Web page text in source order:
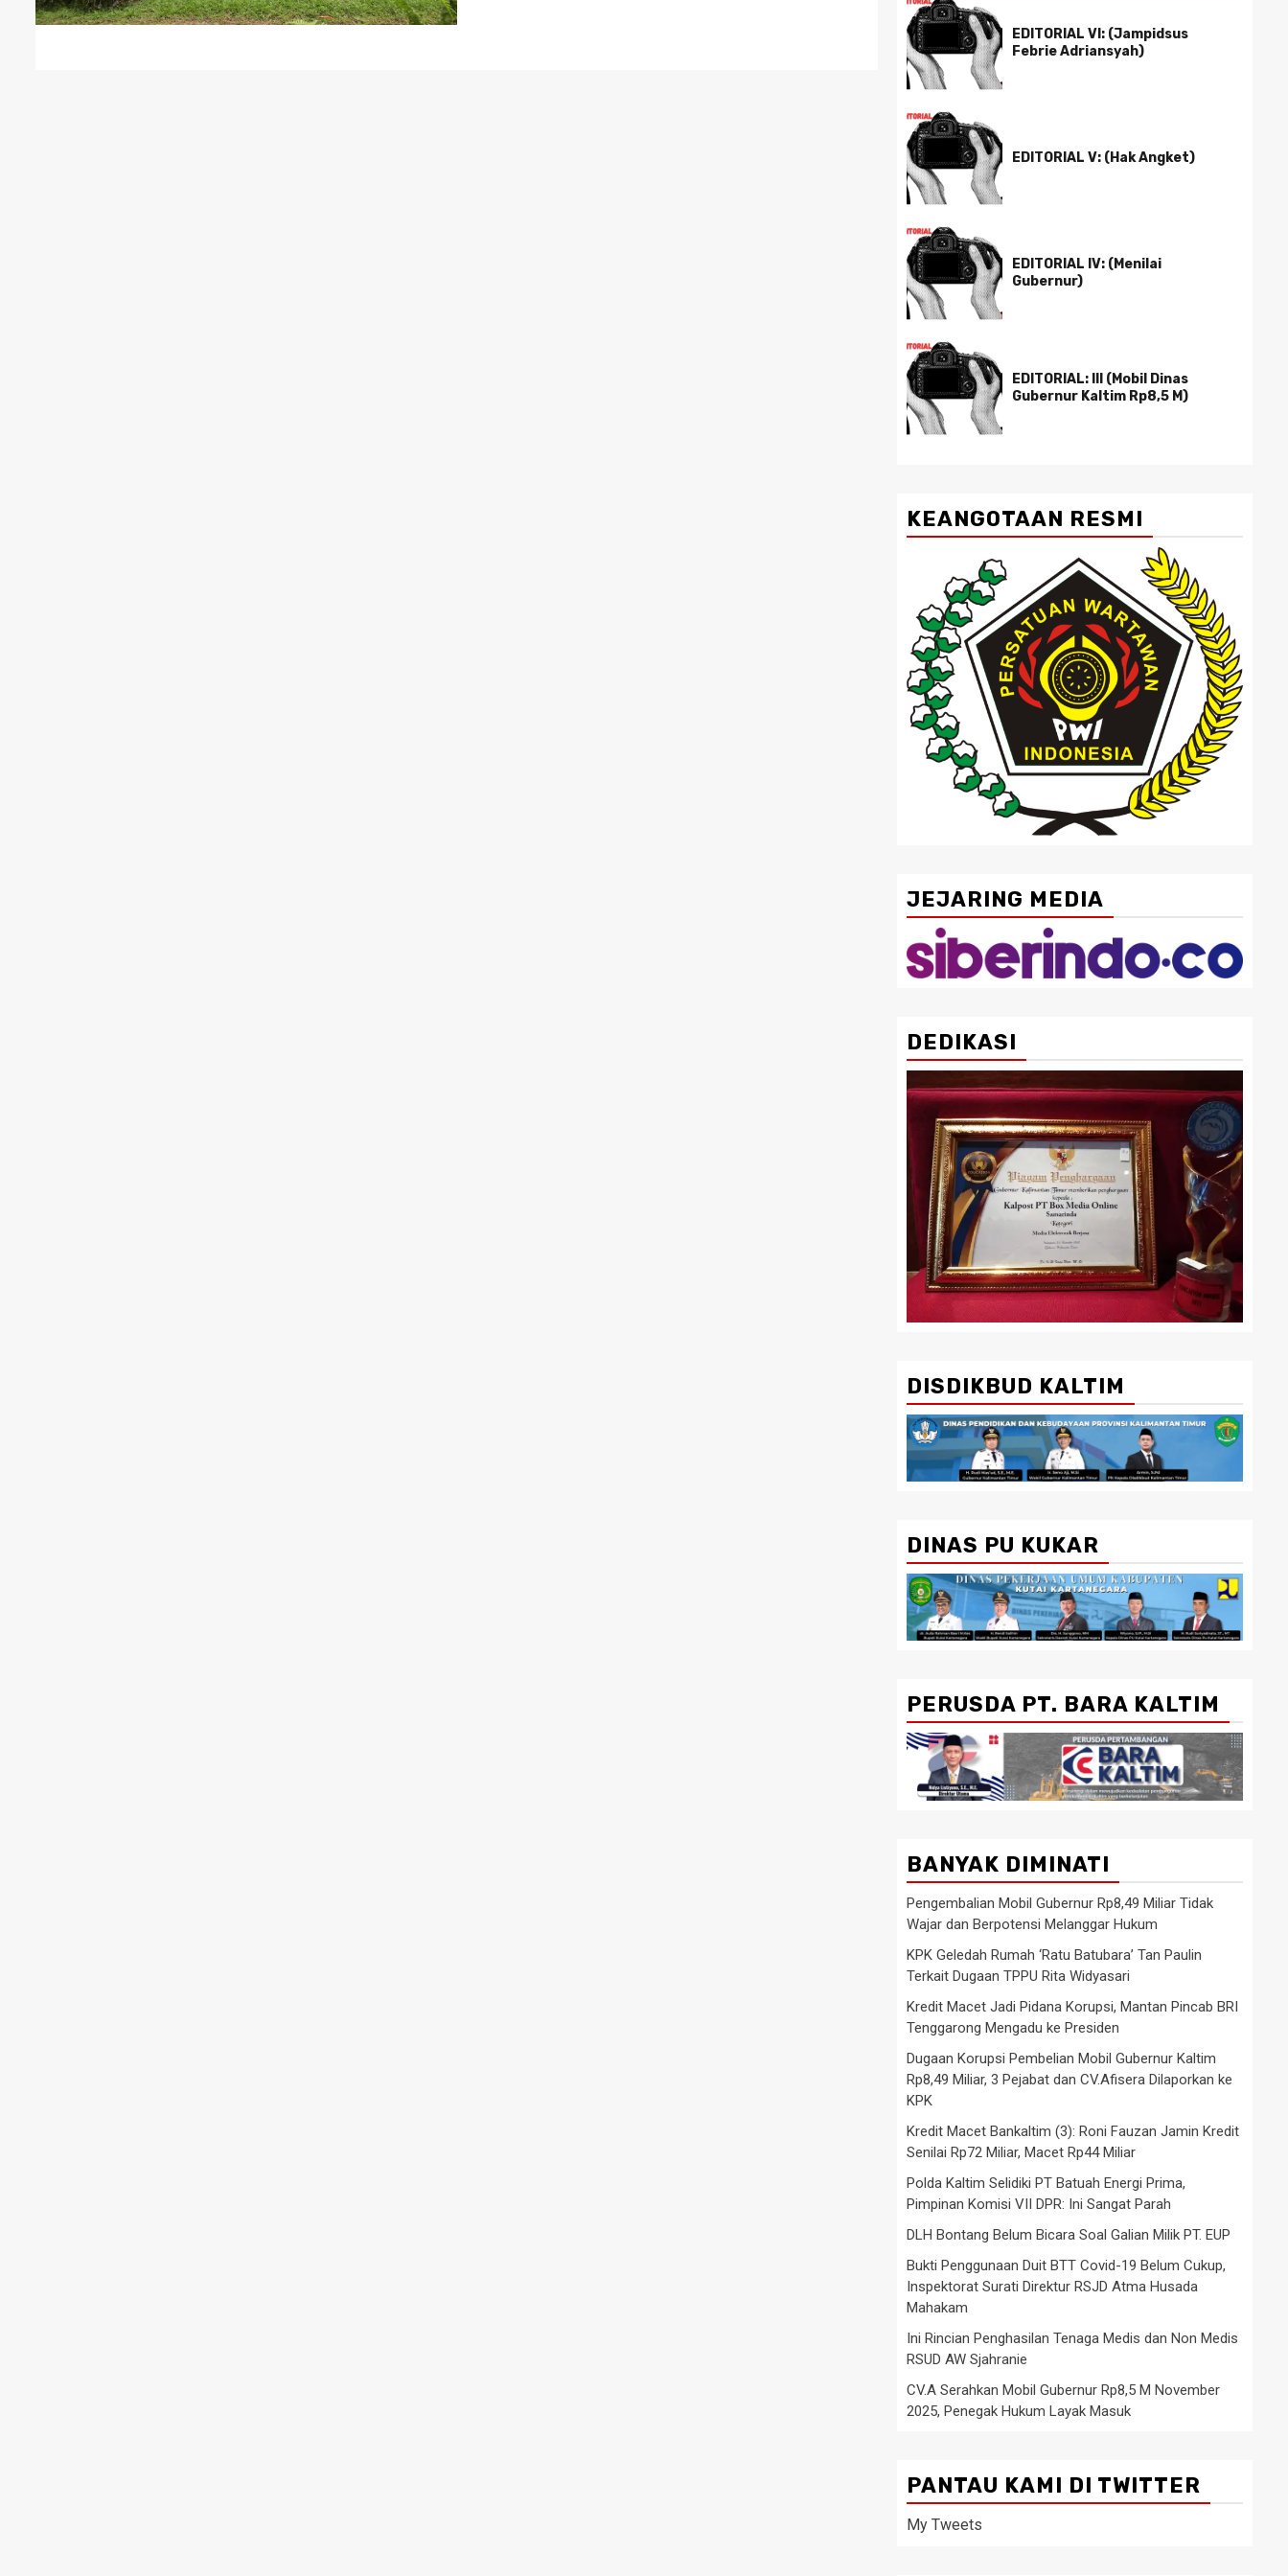
EDITORIAL VI: (Jampidsus
Febrie Adriansyah)
EDITORIAL V: (Hak Angket)
EDITORIAL IV: (Menilai
Gubernur)
EDITORIAL: III (Mobil Dinas
Gubernur Kaltim Rp8,5 M)
KEANGOTAAN RESMI
JEJARING MEDIA
DEDIKASI
DISDIKBUD KALTIM
DINAS PU KUKAR
PERUSDA PT. BARA KALTIM
BANYAK DIMINATI
Pengembalian Mobil Gubernur Rp8,49 Miliar Tidak
Wajar dan Berpotensi Melanggar Hukum
KPK Geledah Rumah ‘Ratu Batubara’ Tan Paulin
Terkait Dugaan TPPU Rita Widyasari
Kredit Macet Jadi Pidana Korupsi, Mantan Pincab BRI
Tenggarong Mengadu ke Presiden
Dugaan Korupsi Pembelian Mobil Gubernur Kaltim
Rp8,49 Miliar, 3 Pejabat dan CV.Afisera Dilaporkan ke
KPK
Kredit Macet Bankaltim (3): Roni Fauzan Jamin Kredit
Senilai Rp72 Miliar, Macet Rp44 Miliar
Polda Kaltim Selidiki PT Batuah Energi Prima,
Pimpinan Komisi VII DPR: Ini Sangat Parah
DLH Bontang Belum Bicara Soal Galian Milik PT. EUP
Bukti Penggunaan Duit BTT Covid-19 Belum Cukup,
Inspektorat Surati Direktur RSJD Atma Husada
Mahakam
Ini Rincian Penghasilan Tenaga Medis dan Non Medis
RSUD AW Sjahranie
CV.A Serahkan Mobil Gubernur Rp8,5 M November
2025, Penegak Hukum Layak Masuk
PANTAU KAMI DI TWITTER
My Tweets